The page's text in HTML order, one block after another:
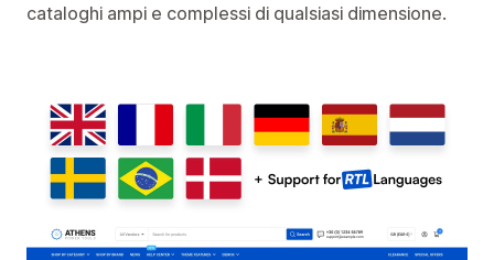
cataloghi ampi e complessi di qualsiasi dimensione.